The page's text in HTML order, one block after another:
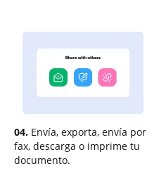
04. Envía, exporta, envía por
fax, descarga o imprime tu
documento.